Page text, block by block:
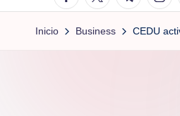
n
t
Inicio Business CEDU